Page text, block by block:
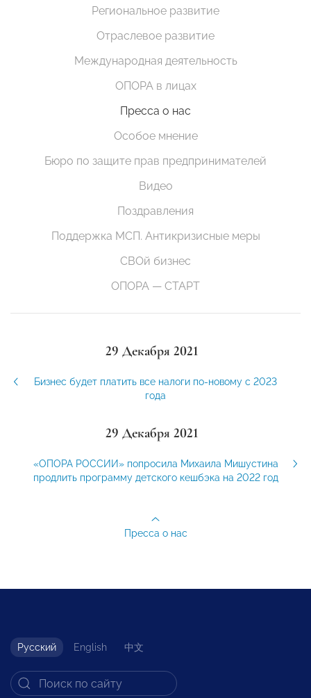
Региональное развитие
Отраслевое развитие
Международная деятельность
ОПОРА в лицах
Пресса о нас
Особое мнение
Бюро по защите прав предпринимателей
Видео
Поздравления
Поддержка МСП. Антикризисные меры
СВОй бизнес
ОПОРА — СТАРТ
29 Декабря 2021
Бизнес будет платить все налоги по-новому с 2023
года
29 Декабря 2021
«ОПОРА РОССИИ» попросила Михаила Мишустина
продлить программу детского кешбэка на 2022 год
Пресса о нас
Русский English 中文